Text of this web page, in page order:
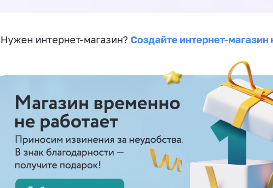
Нужен интернет-магазин? Создайте интернет-магазин